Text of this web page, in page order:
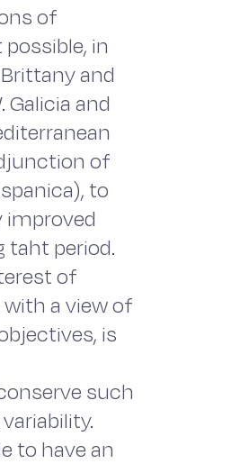
of
in
and
Galicia and
of
to
improved
taht period.
of
a view of
is
such
to have an